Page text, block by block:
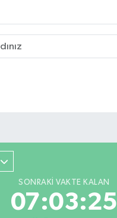
SONRAKI VAKTE KALAN
07:03:25